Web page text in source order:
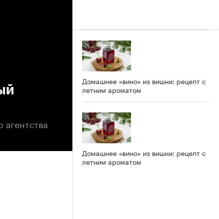
Домашнее «вино» из вишни: рецепт с
летним ароматом
Домашнее «вино» из вишни: рецепт с
летним ароматом